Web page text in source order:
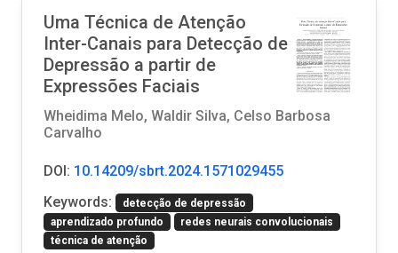
Uma Técnica de Atenção
Inter-Canais para Detecção de
Depressão a partir de
Expressões Faciais
Wheidima Melo, Waldir Silva, Celso Barbosa
Carvalho
DOI: 10.14209/sbrt.2024.1571029455
Keywords:
detecção de depressão
aprendizado profundo
redes neurais convolucionais
técnica de atenção